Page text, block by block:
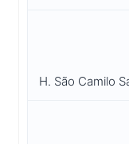
H. São Camilo